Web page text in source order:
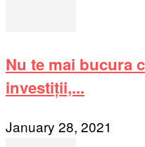
Nu te mai bucura
investiții,...
January 28, 2021